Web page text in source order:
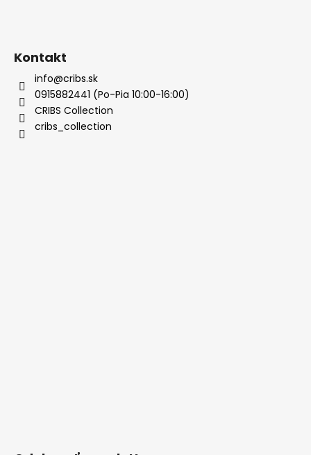
Kontakt
info@cribs.sk
0915882441 (Po-Pia 10:00-16:00)
CRIBS Collection
cribs_collection